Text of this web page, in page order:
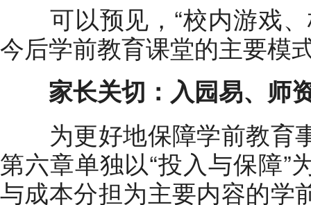
可以预见，“校内游戏、
今后学前教育课堂的主要模
家长关切：入园易、师
为更好地保障学前教育
第六章单独以“投入与保障”
与成本分担为主要内容的学